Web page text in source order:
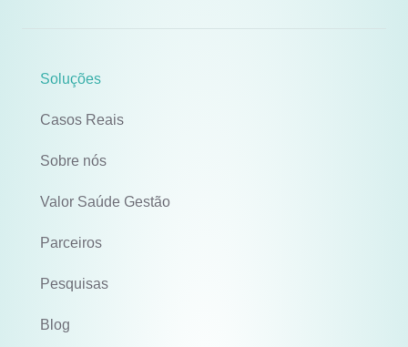
Soluções
Casos Reais
Sobre nós
Valor Saúde Gestão
Parceiros
Pesquisas
Blog